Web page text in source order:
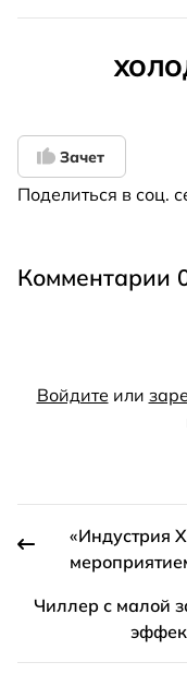
Зачет
Поделиться в соц.
Комментарии
Войдите или
«Индустрия
Чиллер с малой